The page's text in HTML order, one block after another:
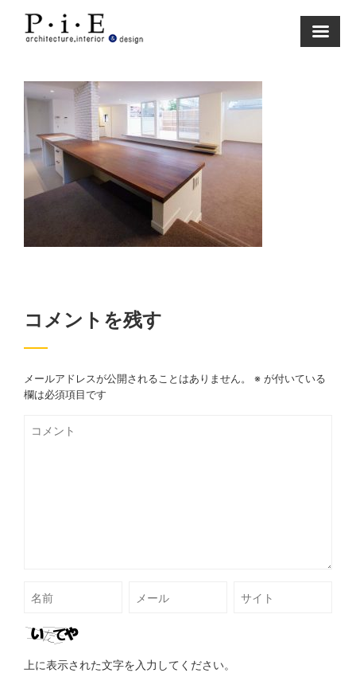
content
コメントを残す
メールアドレスが公開されることはありません。 ※ が付いている
欄は必須項目です
上に表示された文字を入力してください。